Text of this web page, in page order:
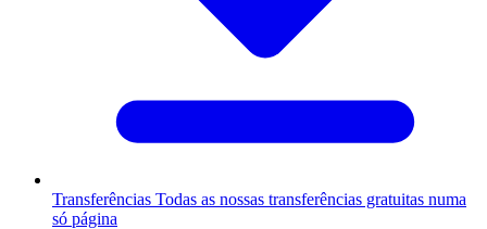
Transferências Todas as nossas transferências gratuitas numa
só página